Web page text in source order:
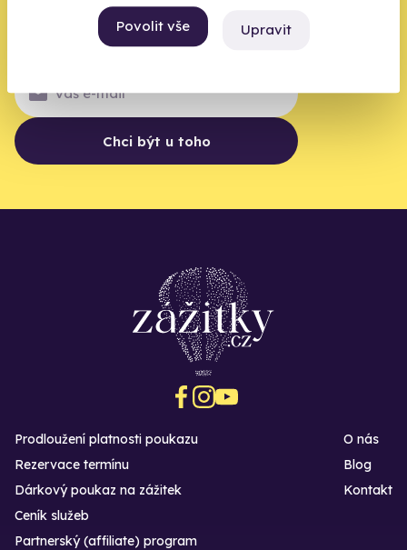
Povolit vše Upravit
Váš e-mail je vstupenka do světa, kde se žije naplno. Pojďte
Chci být u toho
Prodloužení platnosti poukazu
Rezervace termínu
Dárkový poukaz na zážitek
O nás
Blog
Kontakt
Ceník služeb
Partnerský (affiliate) program